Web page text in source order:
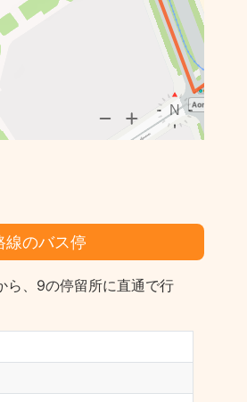
線のバス停
ら、9の停留所に直通で行